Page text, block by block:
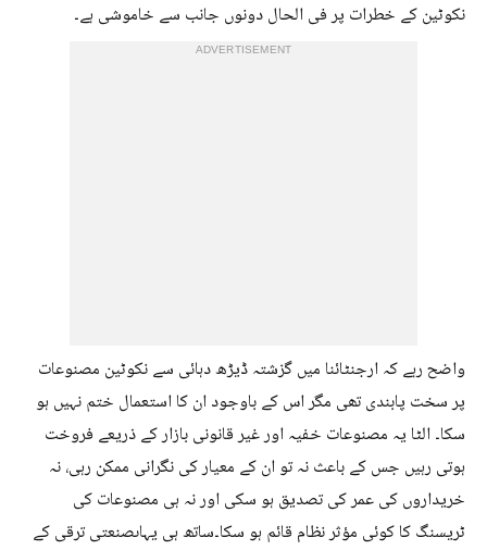
نکوٹین کے خطرات پر فی الحال دونوں جانب سے خاموشی ہے۔
ADVERTISEMENT
واضح رہے کہ ارجنٹائنا میں گزشتہ ڈیڑھ دہائی سے نکوٹین مصنوعات
پر سخت پابندی تھی مگر اس کے باوجود ان کا استعمال ختم نہیں ہو
سکا۔ الٹا یہ مصنوعات خفیہ اور غیر قانونی بازار کے ذریعے فروخت
ہوتی رہیں جس کے باعث نہ تو ان کے معیار کی نگرانی ممکن رہی، نہ
خریداروں کی عمر کی تصدیق ہو سکی اور نہ ہی مصنوعات کی
ٹریسنگ کا کوئی مؤثر نظام قائم ہو سکا۔ساتھ ہی یہاںصنعتی ترقی کے